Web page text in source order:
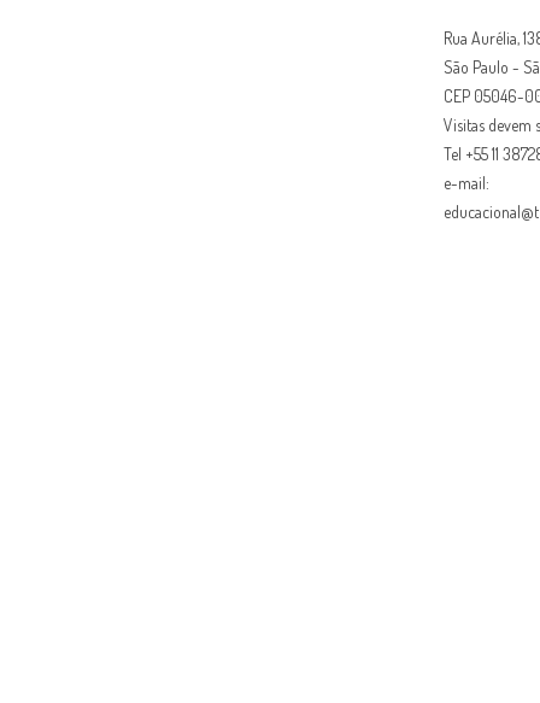
Rua Aurélia,
São Paulo -
CEP 05046-
Visitas devem
Tel +55 11
e-mail: